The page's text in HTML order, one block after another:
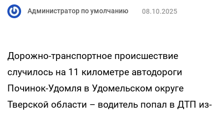
Администратор по умолчанию 08.10.2025
Дорожно-транспортное происшествие
случилось на 11 километре автодороги
Починок-Удомля в Удомельском округе
Тверской области – водитель попал в ДТП из-